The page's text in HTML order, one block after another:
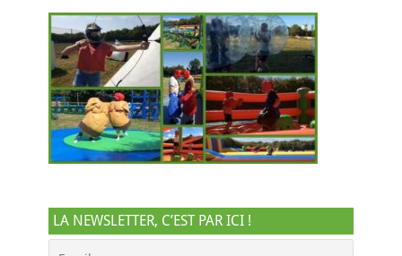
LA NEWSLETTER, C’EST PAR ICI !